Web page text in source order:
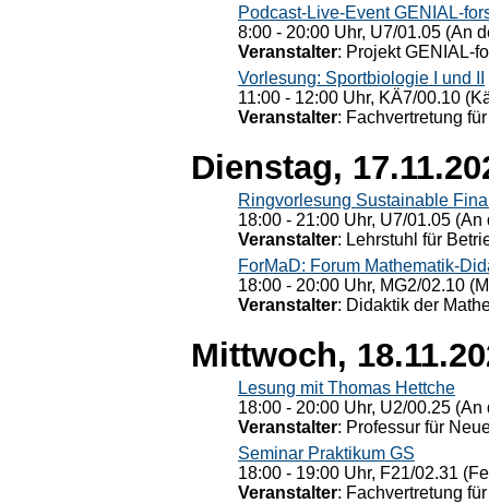
Podcast-Live-Event GENIAL-
8:00 - 20:00 Uhr, U7/01.05 (An
Veranstalter: Projekt GENIAL-
Vorlesung: Sportbiologie I und II
11:00 - 12:00 Uhr, KÄ7/00.10
Veranstalter: Fachvertretung
Dienstag,
Ringvorlesung Sustainable
18:00 - 21:00 Uhr, U7/01.05
Veranstalter: Lehrstuhl für
ForMaD: Forum Mathematik-
18:00 - 20:00 Uhr, MG2/02.10
Veranstalter: Didaktik der
Mittwoch,
Lesung mit Thomas Hettche
18:00 - 20:00 Uhr, U2/00.25
Veranstalter: Professur für
Seminar Praktikum GS
18:00 - 19:00 Uhr, F21/02.31
Veranstalter: Fachvertretung